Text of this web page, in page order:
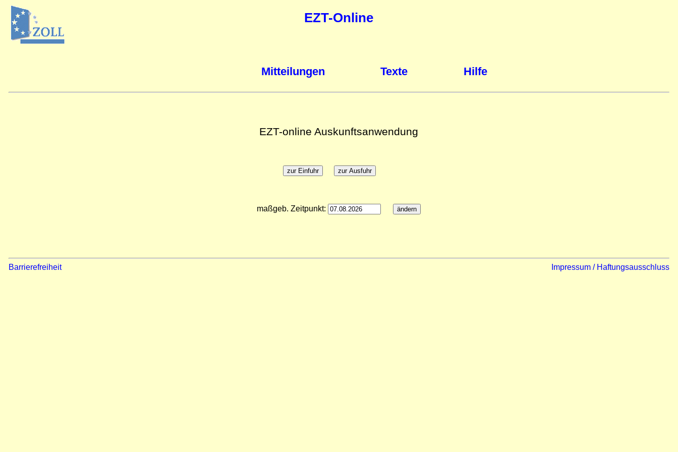
EZT-Online
Mitteilungen Texte Hilfe
EZT-online Auskunftsanwendung
maßgeb. Zeitpunkt:
Barrierefreiheit Impressum / Haftungsausschluss